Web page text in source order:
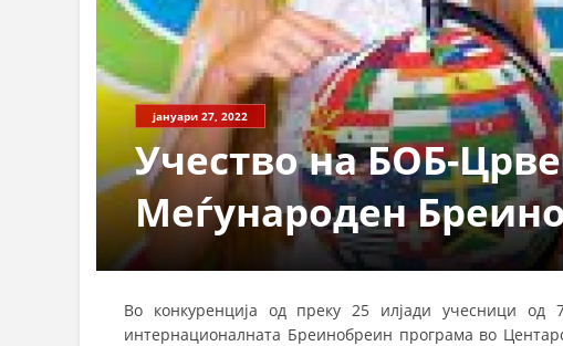
јануари 27, 2022
Учество на БОБ-
Меѓународен
Во конкуренција од преку 25 илјади учесници
интернационалната Бреинобреин програма во